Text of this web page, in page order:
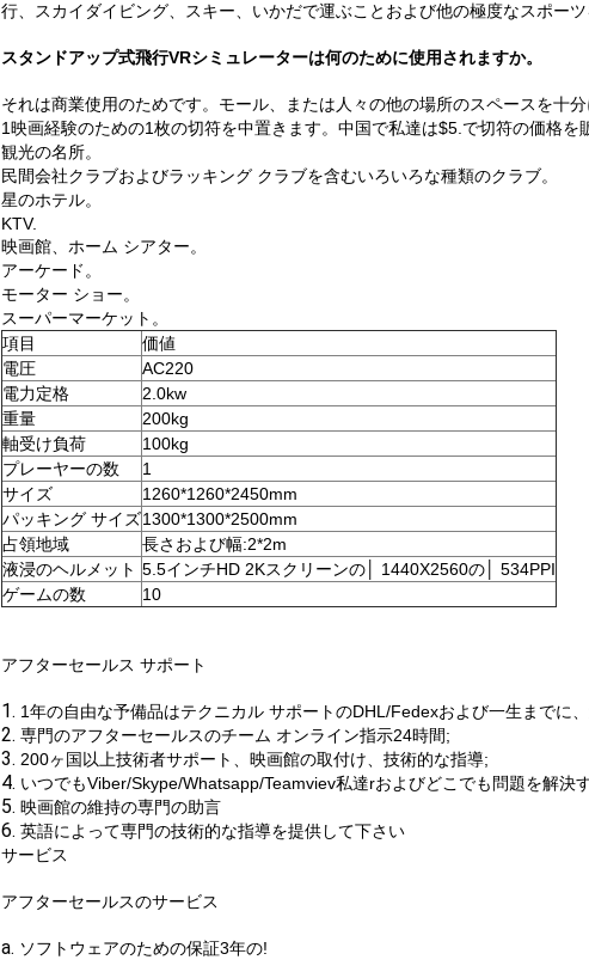
行、スカイダイビング、スキー、いかだで運ぶことおよび他の極度なスポーツ
スタンドアップ式飛行VRシミュレーターは何のために使用されますか。
それは商業使用のためです。モール、または人々の他の場所のスペースを十
1映画経験のための1枚の切符を中置きます。中国で私達は$5.で切符の価格を
観光の名所。
民間会社クラブおよびラッキング クラブを含むいろいろな種類のクラブ。
星のホテル。
KTV.
映画館、ホーム シアター。
アーケード。
モーター ショー。
スーパーマーケット。
項目
価値
電圧
AC220
電力定格
2.0kw
重量
200kg
軸受け負荷
100kg
プレーヤーの数
1
サイズ
1260*1260*2450mm
パッキング サイズ1300*1300*2500mm
占領地域
長さおよび幅:2*2m
液浸のヘルメット 5.5インチHD 2Kスクリーンの│ 1440X2560の│ 534PPI
ゲームの数
10
アフターセールス サポート
1. 1年の自由な予備品はテクニカル サポートのDHL/Fedexおよび一生までに
2. 専門のアフターセールスのチーム オンライン指示24時間;
3. 200ヶ国以上技術者サポート、映画館の取付け、技術的な指導;
4. いつでもViber/Skype/Whatsapp/Teamviev私達rおよびどこでも問題を解決
5. 映画館の維持の専門の助言
6. 英語によって専門の技術的な指導を提供して下さい
サービス
アフターセールスのサービス
a. ソフトウェアのための保証3年の!